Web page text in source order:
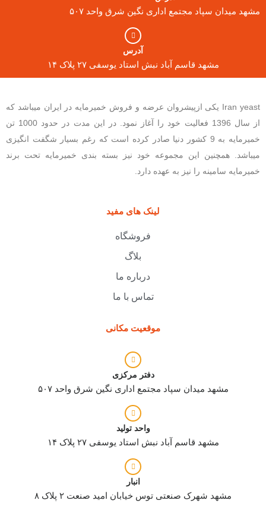
مشهد میدان سپاد مجتمع اداری نگین شرق واحد ۵۰۷
آدرس
مشهد قاسم آباد نبش استاد یوسفی ۲۷ پلاک ۱۴
Iran yeast یکی ازپیشروان عرضه و فروش خمیرمایه در ایران میباشد که
از سال 1396 فعالیت خود را آغاز نمود. در این مدت در حدود 1000 تن
خمیرمایه به 9 کشور دنیا صادر کرده است که رغم بسیار شگفت انگیزی
میباشد. همچنین این مجموعه خود نیز بسته بندی خمیرمایه تحت برند
خمیرمایه سامینه را نیز به عهده دارد.
لینک های مفید
فروشگاه
بلاگ
درباره ما
تماس با ما
موقعیت مکانی
دفتر مرکزی
مشهد میدان سپاد مجتمع اداری نگین شرق واحد ۵۰۷
واحد تولید
مشهد قاسم آباد نبش استاد یوسفی ۲۷ پلاک ۱۴
انبار
مشهد شهرک صنعتی توس خیابان امید صنعت ۲ پلاک ۸